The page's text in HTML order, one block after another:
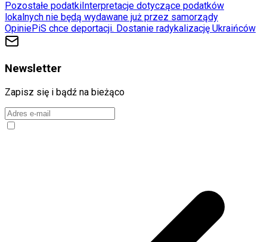
Pozostałe podatkiInterpretacje dotyczące podatków
lokalnych nie będą wydawane już przez samorządy
OpiniePiS chce deportacji. Dostanie radykalizację Ukraińców
Newsletter
Zapisz się i bądź na bieżąco